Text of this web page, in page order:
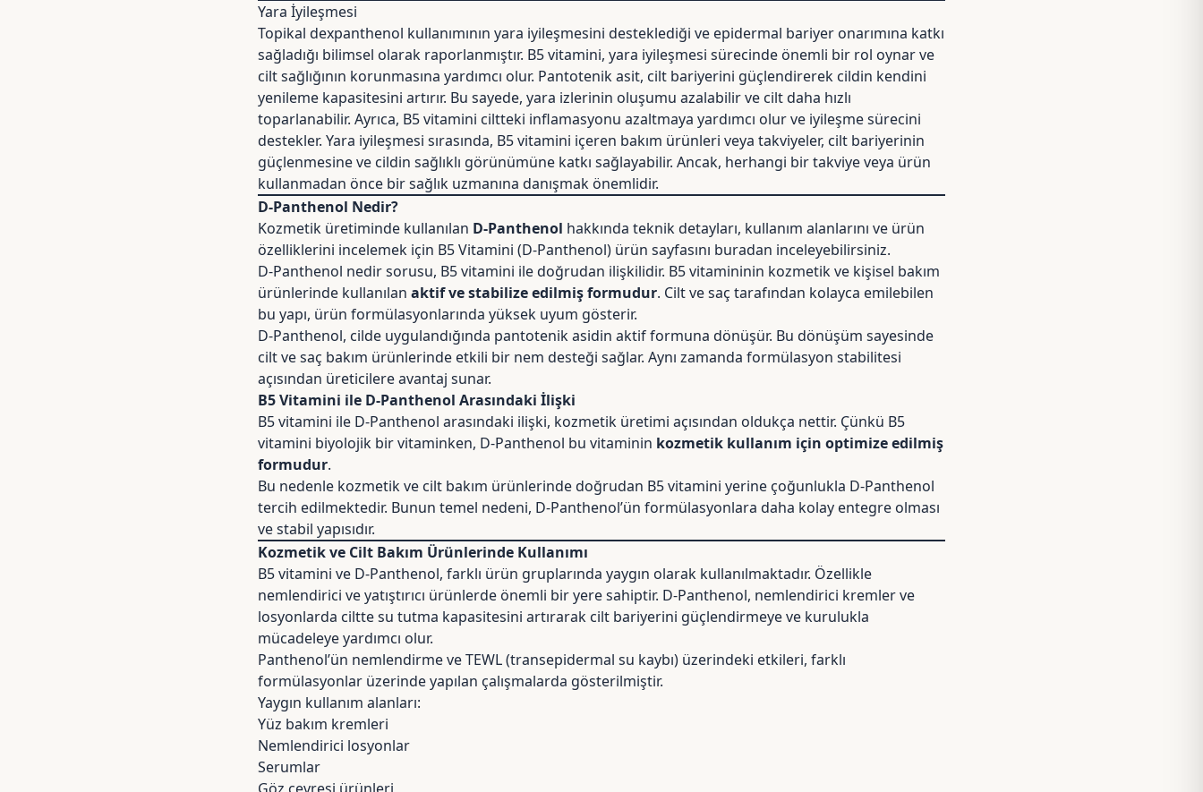
Yara İyileşmesi
Topikal dexpanthenol kullanımının yara iyileşmesini desteklediği ve epidermal bariyer onarımına katkı
sağladığı bilimsel olarak raporlanmıştır. B5 vitamini, yara iyileşmesi sürecinde önemli bir rol oynar ve
cilt sağlığının korunmasına yardımcı olur. Pantotenik asit, cilt bariyerini güçlendirerek cildin kendini
yenileme kapasitesini artırır. Bu sayede, yara izlerinin oluşumu azalabilir ve cilt daha hızlı
toparlanabilir. Ayrıca, B5 vitamini ciltteki inflamasyonu azaltmaya yardımcı olur ve iyileşme sürecini
destekler. Yara iyileşmesi sırasında, B5 vitamini içeren bakım ürünleri veya takviyeler, cilt bariyerinin
güçlenmesine ve cildin sağlıklı görünümüne katkı sağlayabilir. Ancak, herhangi bir takviye veya ürün
kullanmadan önce bir sağlık uzmanına danışmak önemlidir.
D-Panthenol Nedir?
Kozmetik üretiminde kullanılan D-Panthenol hakkında teknik detayları, kullanım alanlarını ve ürün
özelliklerini incelemek için B5 Vitamini (D-Panthenol) ürün sayfasını buradan inceleyebilirsiniz.
D-Panthenol nedir sorusu, B5 vitamini ile doğrudan ilişkilidir. B5 vitamininin kozmetik ve kişisel bakım
ürünlerinde kullanılan aktif ve stabilize edilmiş formudur. Cilt ve saç tarafından kolayca emilebilen
bu yapı, ürün formülasyonlarında yüksek uyum gösterir.
D-Panthenol, cilde uygulandığında pantotenik asidin aktif formuna dönüşür. Bu dönüşüm sayesinde
cilt ve saç bakım ürünlerinde etkili bir nem desteği sağlar. Aynı zamanda formülasyon stabilitesi
açısından üreticilere avantaj sunar.
B5 Vitamini ile D-Panthenol Arasındaki İlişki
B5 vitamini ile D-Panthenol arasındaki ilişki, kozmetik üretimi açısından oldukça nettir. Çünkü B5
vitamini biyolojik bir vitaminken, D-Panthenol bu vitaminin kozmetik kullanım için optimize edilmiş
formudur.
Bu nedenle kozmetik ve cilt bakım ürünlerinde doğrudan B5 vitamini yerine çoğunlukla D-Panthenol
tercih edilmektedir. Bunun temel nedeni, D-Panthenol’ün formülasyonlara daha kolay entegre olması
ve stabil yapısıdır.
Kozmetik ve Cilt Bakım Ürünlerinde Kullanımı
B5 vitamini ve D-Panthenol, farklı ürün gruplarında yaygın olarak kullanılmaktadır. Özellikle
nemlendirici ve yatıştırıcı ürünlerde önemli bir yere sahiptir. D-Panthenol, nemlendirici kremler ve
losyonlarda ciltte su tutma kapasitesini artırarak cilt bariyerini güçlendirmeye ve kurulukla
mücadeleye yardımcı olur.
Panthenol’ün nemlendirme ve TEWL (transepidermal su kaybı) üzerindeki etkileri, farklı
formülasyonlar üzerinde yapılan çalışmalarda gösterilmiştir.
Yaygın kullanım alanları:
Yüz bakım kremleri
Nemlendirici losyonlar
Serumlar